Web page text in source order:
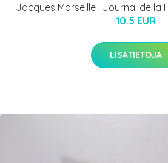
Jacques Marseille : Journal de la
10.5 EUR
LISÄTIETOJA